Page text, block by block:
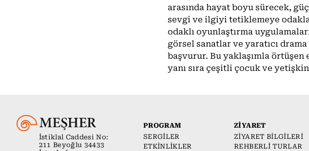
arasında hayat boyu sürecek,
sevgi ve ilgiyi tetiklemeye
odaklı oyunlaştırma
görsel sanatlar ve yaratıcı
başvurur. Bu yaklaşımla
yanı sıra çeşitli çocuk ve
İstiklal Caddesi No:
211 Beyoğlu 34433
PROGRAM
SERGİLER
ETKİNLİKLER
ZİYARET
ZİYARET BİLGİLERİ
REHBERLİ TURLAR